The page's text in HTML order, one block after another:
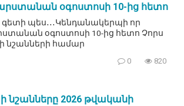
օգոստոսի 10-ից հետո
գետի պես․․․Կենդանակերպի որ
օգոստոսի 10-ից հետո Չորս
նշանների համար
0 820
նշանները 2026 թվականի